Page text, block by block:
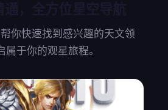
你快速找到感兴趣的天文领
属于你的观星旅程。